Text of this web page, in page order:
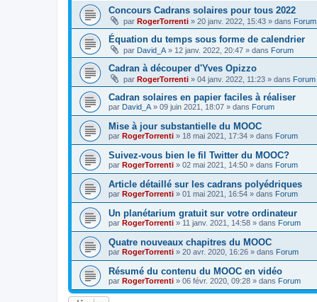
Concours Cadrans solaires pour tous 2022
par RogerTorrenti » 20 janv. 2022, 15:43 » dans Forum
Équation du temps sous forme de calendrier
par David_A » 12 janv. 2022, 20:47 » dans Forum
Cadran à découper d'Yves Opizzo
par RogerTorrenti » 04 janv. 2022, 11:23 » dans Forum
Cadran solaires en papier faciles à réaliser
par David_A » 09 juin 2021, 18:07 » dans Forum
Mise à jour substantielle du MOOC
par RogerTorrenti » 18 mai 2021, 17:34 » dans Forum
Suivez-vous bien le fil Twitter du MOOC?
par RogerTorrenti » 02 mai 2021, 14:50 » dans Forum
Article détaillé sur les cadrans polyédriques
par RogerTorrenti » 01 mai 2021, 16:54 » dans Forum
Un planétarium gratuit sur votre ordinateur
par RogerTorrenti » 11 janv. 2021, 14:58 » dans Forum
Quatre nouveaux chapitres du MOOC
par RogerTorrenti » 20 avr. 2020, 16:26 » dans Forum
Résumé du contenu du MOOC en vidéo
par RogerTorrenti » 06 févr. 2020, 09:28 » dans Forum